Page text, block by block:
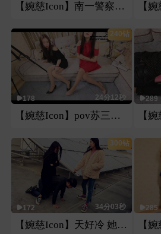
【婉慈Icon】南一警察羞辱耳光
240钻
178 24分12秒
【婉慈Icon】pov苏三曼捌第一视角
289
300钻
172 34分03秒
【婉慈Icon】天好冷 她更冷
285